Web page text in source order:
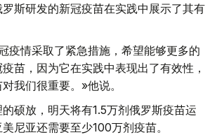
斯研发的新冠疫苗在实践中展示了其有
疫情采取了紧急措施，希望能够更多的
苗，因为它在实践中表现出了有效性，
我们很重要。»他说。
硕放，明天将有1.5万剂俄罗斯疫苗运
尼亚还需要至少100万剂疫苗。